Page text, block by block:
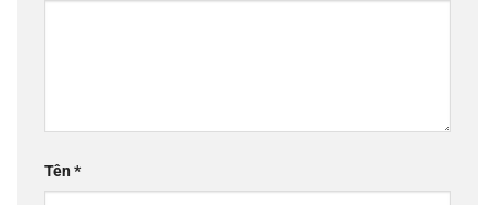
Tên*